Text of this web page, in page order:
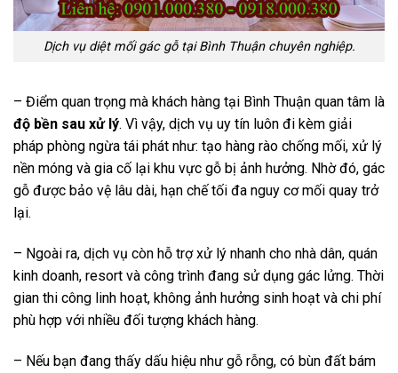
Dịch vụ diệt mối gác gỗ tại Bình Thuận chuyên nghiệp.
– Điểm quan trọng mà khách hàng tại Bình Thuận quan tâm là
độ bền sau xử lý. Vì vậy, dịch vụ uy tín luôn đi kèm giải
pháp phòng ngừa tái phát như: tạo hàng rào chống mối, xử lý
nền móng và gia cố lại khu vực gỗ bị ảnh hưởng. Nhờ đó, gác
gỗ được bảo vệ lâu dài, hạn chế tối đa nguy cơ mối quay trở
lại.
– Ngoài ra, dịch vụ còn hỗ trợ xử lý nhanh cho nhà dân, quán
kinh doanh, resort và công trình đang sử dụng gác lửng. Thời
gian thi công linh hoạt, không ảnh hưởng sinh hoạt và chi phí
phù hợp với nhiều đối tượng khách hàng.
– Nếu bạn đang thấy dấu hiệu như gỗ rỗng, có bùn đất bám